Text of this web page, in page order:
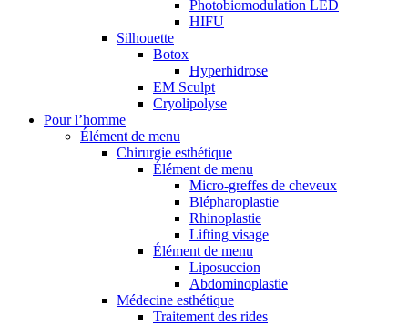
Photobiomodulation LED
HIFU
Silhouette
Botox
Hyperhidrose
EM Sculpt
Cryolipolyse
Pour l’homme
Élément de menu
Chirurgie esthétique
Élément de menu
Micro-greffes de cheveux
Blépharoplastie
Rhinoplastie
Lifting visage
Élément de menu
Liposuccion
Abdominoplastie
Médecine esthétique
Traitement des rides